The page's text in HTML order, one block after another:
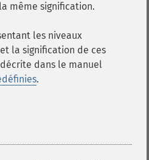
même signification.
les niveaux
la signification de ces
dans le manuel
.